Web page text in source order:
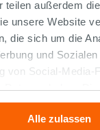
teilen außerdem
unsere Website
die sich um die
und
von Social-Media-
Datenverkehrs.
die Sie
Verwendung
Alle zulassen